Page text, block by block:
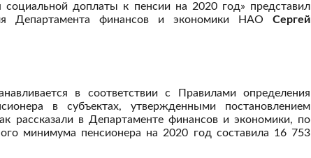
социальной доплаты к пенсии на 2020 год» представил
Департамента финансов и экономики НАОСергей
в соответствии с Правилами определения
в субъектах, утвержденными постановлением
рассказали в Департаменте финансов и экономики, по
минимума пенсионера на 2020 год составила 16 753